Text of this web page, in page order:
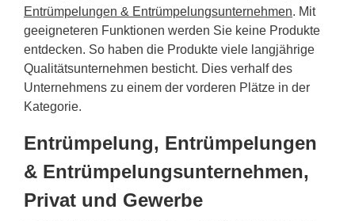
Entrümpelungen & Entrümpelungsunternehmen. Mit
geeigneteren Funktionen werden Sie keine Produkte
entdecken. So haben die Produkte viele langjährige
Qualitätsunternehmen besticht. Dies verhalf des
Unternehmens zu einem der vorderen Plätze in der
Kategorie.
Entrümpelung, Entrümpelungen
& Entrümpelungsunternehmen,
Privat und Gewerbe